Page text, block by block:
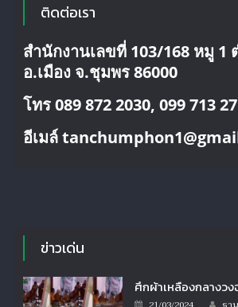
ติดต่อเรา
สำนักงานเลขที่ 103/168 หมู 1
อ.เมือง จ.ชุมพร 86000
โทร 089 872 2030, 099 713
อีเมล์
ข่าวเด่น
ศึกผ้าเหลืองกลางว
Posted